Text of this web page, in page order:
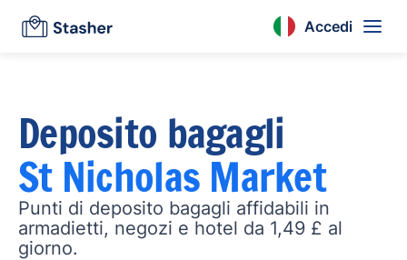
Accedi
Deposito bagagli
St Nicholas Market
Punti di deposito bagagli affidabili in
armadietti, negozi e hotel da 1,49 £ al
giorno.